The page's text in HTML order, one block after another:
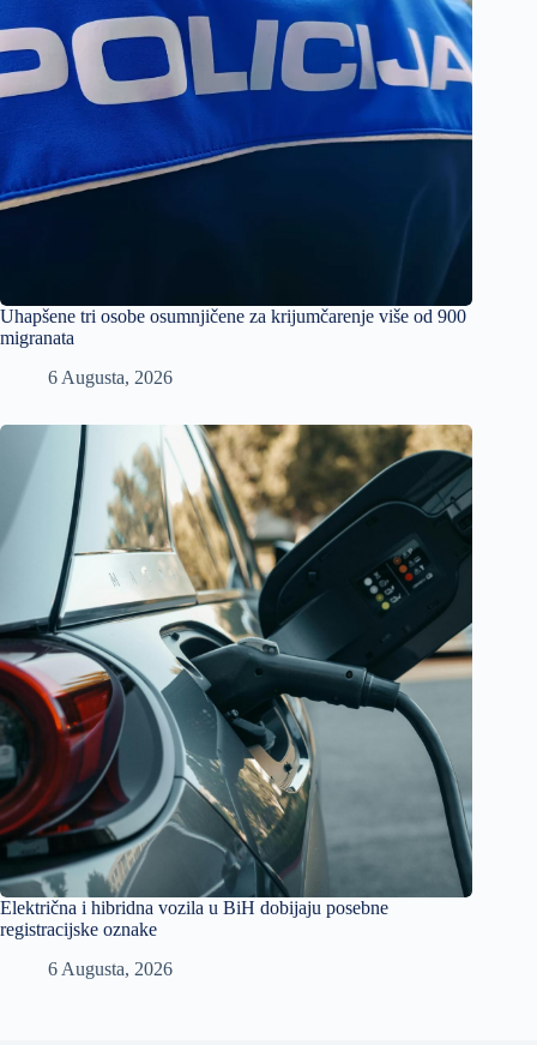
Uhapšene tri osobe osumnjičene za krijumčarenje više od 900
migranata
6 Augusta, 2026
Električna i hibridna vozila u BiH dobijaju posebne
registracijske oznake
6 Augusta, 2026